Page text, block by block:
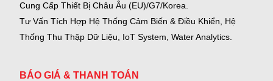
Cung Cấp Thiết Bị Châu Âu (EU)/G7/Korea.
Tư Vấn Tích Hợp Hệ Thống Cảm Biến & Điều Khiển, Hệ
Thống Thu Thập Dữ Liệu, IoT System, Water Analytics.
BÁO GIÁ & THANH TOÁN